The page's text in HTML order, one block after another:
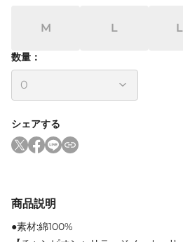
M L
数量：
シェアする
商品説明
●素材:綿100%